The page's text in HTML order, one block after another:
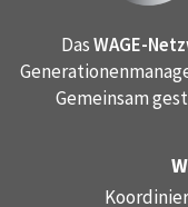
DasWAGE-
Gemeinsam